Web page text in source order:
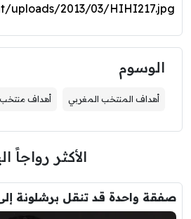
uploads/2013/03/HIHI217.jpg’]
الوسوم
أهداف المنتخب المغربي أهداف
الأكثر رواجاً
صفقة واحدة قد تنقل برشلونة